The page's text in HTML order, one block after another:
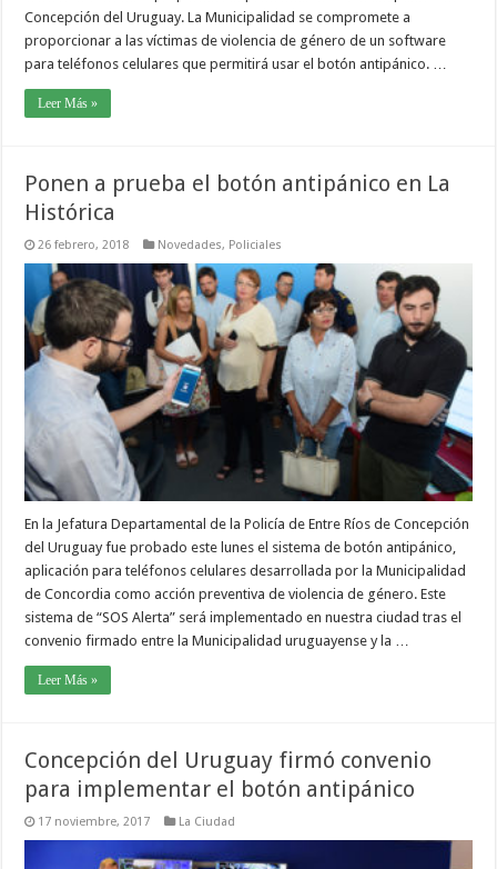
Concepción del Uruguay. La Municipalidad se compromete a
proporcionar a las víctimas de violencia de género de un software
para teléfonos celulares que permitirá usar el botón antipánico. …
Leer Más »
Ponen a prueba el botón antipánico en La
Histórica
26 febrero, 2018 Novedades, Policiales
En la Jefatura Departamental de la Policía de Entre Ríos de Concepción
del Uruguay fue probado este lunes el sistema de botón antipánico,
aplicación para teléfonos celulares desarrollada por la Municipalidad
de Concordia como acción preventiva de violencia de género. Este
sistema de “SOS Alerta” será implementado en nuestra ciudad tras el
convenio firmado entre la Municipalidad uruguayense y la …
Leer Más »
Concepción del Uruguay firmó convenio
para implementar el botón antipánico
17 noviembre, 2017 La Ciudad